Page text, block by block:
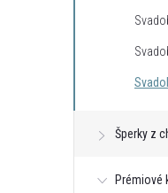
Šperky z
Prémiové
DO KOŠÍKA